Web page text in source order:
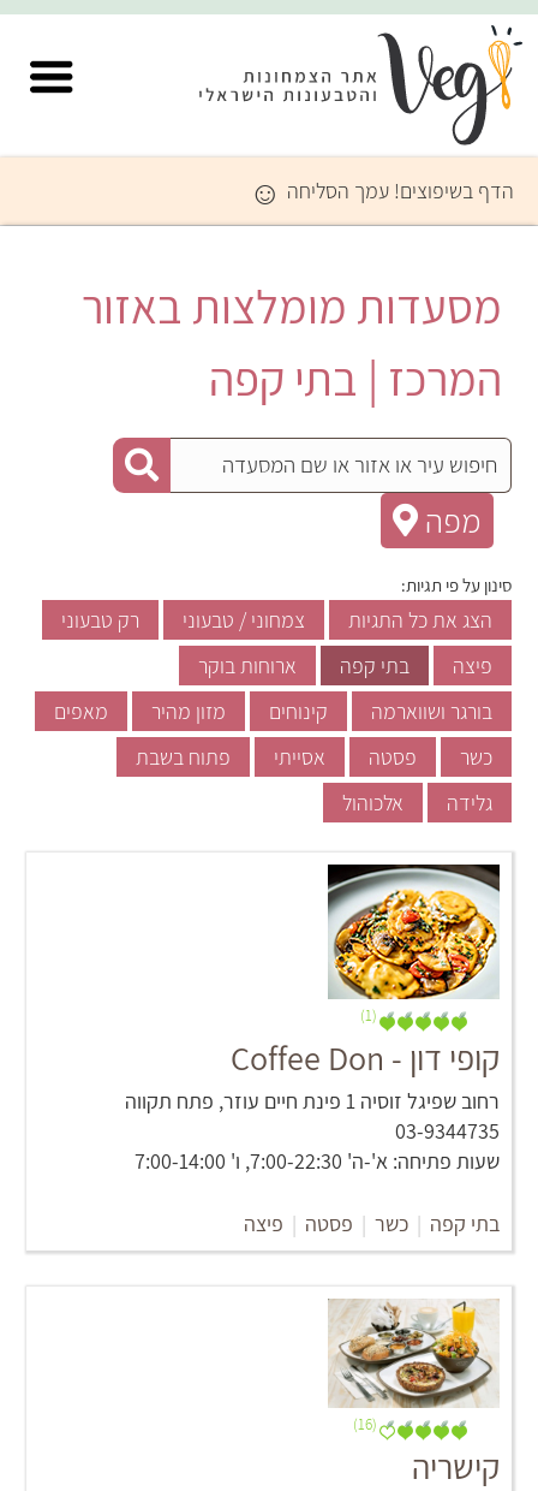
הדף בשיפוצים! עמך הסליחה ☺
מסעדות מומלצות באזור
המרכז | בתי קפה
מפה
סינון על פי תגיות:
הצג את כל התגיות צמחוני / טבעוני
רק טבעוני
פיצה
בתי קפה
ארוחות בוקר
בורגר ושווארמה
קינוחים מזון מהיר
מאפים
כשר
פסטה אסייתי
פתוח בשבת
גלידה
אלכוהול
(1)
קופי דון - Coffee Don
רחוב שפיגל זוסיה 1 פינת חיים עוזר, פתח תקווה
03-9344735
שעות פתיחה: א'-ה' 7:00-22:30, ו' 7:00-14:00
בתי קפה | כשר | פסטה | פיצה
(16)
קישריה